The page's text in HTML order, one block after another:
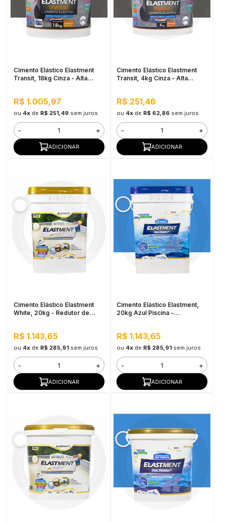
Stone
Cimento Elástico Elastment
Transit, 18kg Cinza - Alta
R$ 1.005,97
ou 4xde R$ 251,49 sem juros
- +
ADICIONAR
Cimento Elástico Elastment
Transit, 4kg Cinza - Alta
R$ 251,46
ou 4xde R$ 62,86 sem juros
- +
ADICIONAR
Cimento Elástico Elastment
White, 20kg - Redutor de
R$ 1.143,65
ou 4xde R$ 285,91 sem juros
- +
ADICIONAR
Cimento Elástico Elastment,
20kg Azul Piscina -
R$ 1.143,65
ou 4xde R$ 285,91 sem juros
- +
ADICIONAR